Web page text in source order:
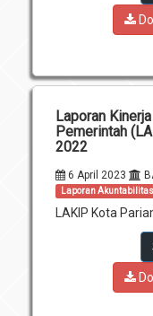
Laporan
Pemerintah
2022
6 April 2023
Laporan
LAKIP Kota